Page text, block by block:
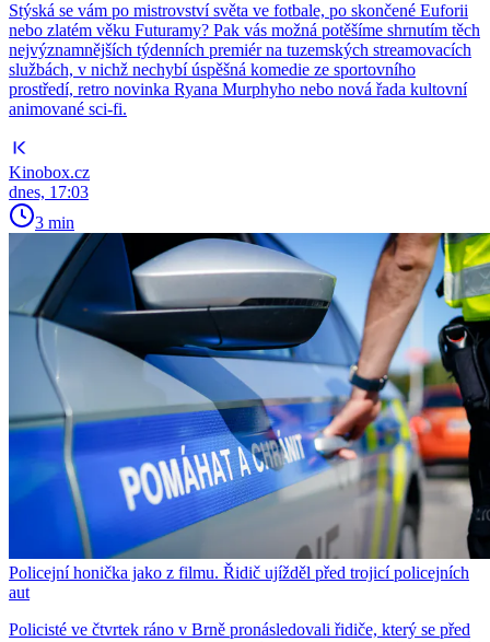
Stýská se vám po mistrovství světa ve fotbale, po skončené Euforii
nebo zlatém věku Futuramy? Pak vás možná potěšíme shrnutím těch
nejvýznamnějších týdenních premiér na tuzemských streamovacích
službách, v nichž nechybí úspěšná komedie ze sportovního
prostředí, retro novinka Ryana Murphyho nebo nová řada kultovní
animované sci-fi.
Kinobox.cz
dnes, 17:03
3 min
Policejní honička jako z filmu. Řidič ujížděl před trojicí policejních
aut
Policisté ve čtvrtek ráno v Brně pronásledovali řidiče, který se před